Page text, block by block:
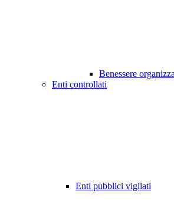
Benessere
Enti controllati
Enti pubblici vigilati